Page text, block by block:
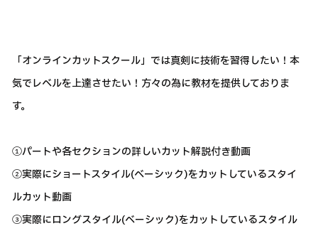
「オンラインカットスクール」では真剣に技術を習得したい！本
気でレベルを上達させたい！方々の為に教材を提供しておりま
す。
①パートや各セクションの詳しいカット解説付き動画
②実際にショートスタイル(ベーシック)をカットしているスタイ
ルカット動画
③実際にロングスタイル(ベーシック)をカットしているスタイル